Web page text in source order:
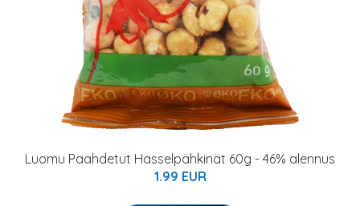
Luomu Paahdetut Hasselpähkinät 60g - 46% alennus
1.99 EUR